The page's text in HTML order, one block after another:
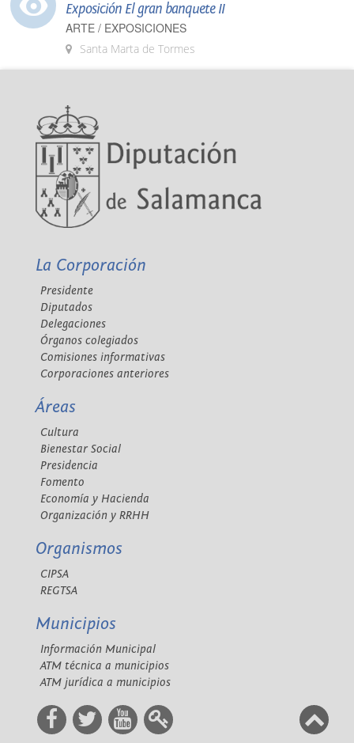
Exposición El gran banquete II
ARTE / EXPOSICIONES
Santa Marta de Tormes
La Corporación
Presidente
Diputados
Delegaciones
Órganos colegiados
Comisiones informativas
Corporaciones anteriores
Áreas
Cultura
Bienestar Social
Presidencia
Fomento
Economía y Hacienda
Organización y RRHH
Organismos
CIPSA
REGTSA
Municipios
Información Municipal
ATM técnica a municipios
ATM jurídica a municipios